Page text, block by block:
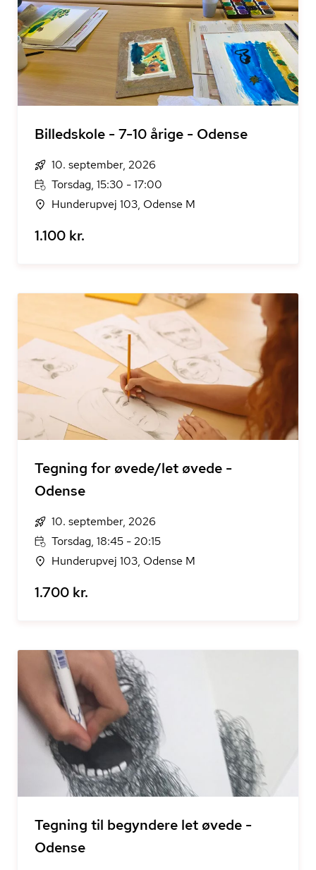
Billedskole - 7-10 årige - Odense
10. september, 2026
Torsdag, 15:30 - 17:00
Hunderupvej 103, Odense M
1.100 kr.
Tegning for øvede/let øvede -
Odense
10. september, 2026
Torsdag, 18:45 - 20:15
Hunderupvej 103, Odense M
1.700 kr.
Tegning til begyndere let øvede -
Odense